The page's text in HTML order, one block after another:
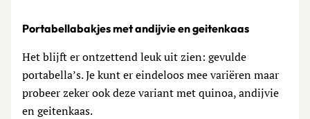
Portabellabakjes met andijvie en geitenkaas
Het blijft er ontzettend leuk uit zien: gevulde
portabella’s. Je kunt er eindeloos mee variëren maar
probeer zeker ook deze variant met quinoa, andijvie
en geitenkaas.